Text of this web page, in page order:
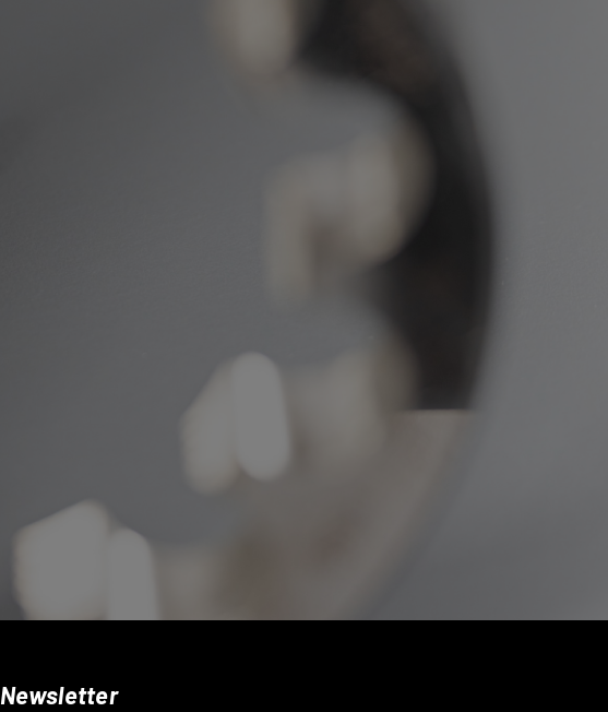
Newsletter